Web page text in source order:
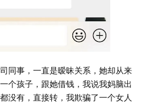
同事，一直是暧昧关系，她却从来
个孩子，跟她借钱，我说我妈脑出
没有，直接转，我欺骗了一个女人